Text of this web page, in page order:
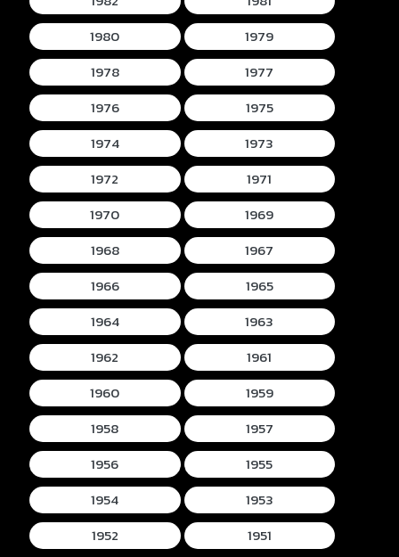
1980
1979
1978
1977
1976
1975
1974
1973
1972
1971
1970
1969
1968
1967
1966
1965
1964
1963
1962
1961
1960
1959
1958
1957
1956
1955
1954
1953
1952
1951